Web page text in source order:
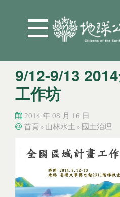
9/12-9/13
工作坊
2014 年 08 月 16 日
首頁 » 山林水土 » 國土治理